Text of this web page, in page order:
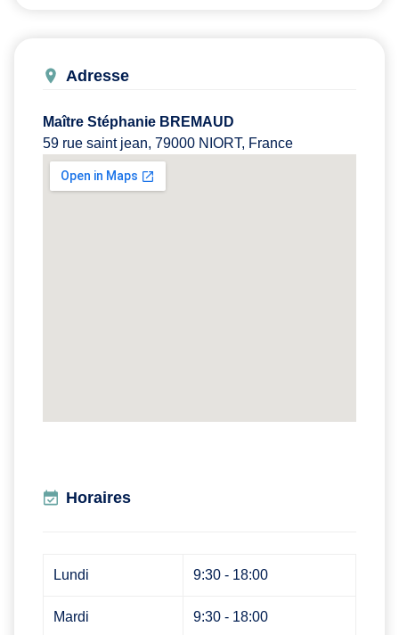
Adresse
Maître Stéphanie BREMAUD
59 rue saint jean, 79000 NIORT, France
Horaires
Lundi 9:30 - 18:00
Mardi 9:30 - 18:00